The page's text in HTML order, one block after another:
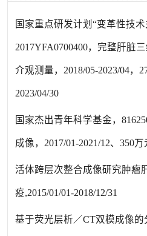
国家重点研发计划“变革性技
2017YFA0700400，完整肝脏
介观测量，2018/05-2023/04，
2023/04/30
国家杰出青年科学基金，
成像，2017/01-2021/12、350万
活体跨层次整合成像研究肿瘤
疫,2015/01/01-2018/12/31
基于荧光层析／CT双模成像